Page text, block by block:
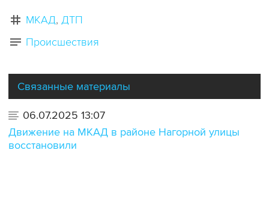
МКАД ДТП
Происшествия
Связанные материалы
06.07.2025 13:07
Движение на МКАД в районе Нагорной улицы
восстановили